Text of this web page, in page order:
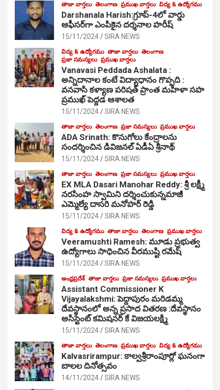
తాజా వార్తలు తెలంగాణ ప్రముఖ వార్తలు విద్య & ఉద్యోగము
Darshanala Harish:గ్రూప్-4లో వార్డు
ఆఫీసర్‌గా ఎంపికైన దర్శనాల హరీష్
15/11/2024 SIRA NEWS
విద్య & ఉద్యోగము తాజా వార్తలు తెలంగాణ
ప్రజా సమస్యలు ప్రముఖ వార్తలు
Vanavasi Peddada Ashalata :
అన్నిదానాల కంటే విద్యాధానం గొప్పది :
వనవాసి కళ్యాణ పరిషత్ ప్రాంత మహిళా సహ
ప్రముఖ్ పెద్దడ ఆశాలత
15/11/2024 SIRA NEWS
తాజా వార్తలు తెలంగాణ ప్రజా సమస్యలు ప్రముఖ వార్తలు
ADA Srinath: కొనుగోలు కేంద్రాల‌ను
సంద‌ర్శించిన డివిజనల్ ఏడీఏ శ్రీనాథ్
15/11/2024 SIRA NEWS
తాజా వార్తలు తెలంగాణ ప్రజా సమస్యలు ప్రముఖ వార్తలు
EX MLA Dasari Manohar Reddy: శ్రీ లక్ష్మీ
నరసింహ స్వామిని దర్శించుకున్నమాజీ
ఎమ్మెల్యే దాసరి మనోహర్ రెడ్డి
15/11/2024 SIRA NEWS
విద్య & ఉద్యోగము తాజా వార్తలు తెలంగాణ ప్రముఖ వార్తలు
Veeramushti Ramesh: మూడు ప్రభుత్వ
ఉద్యోగాలు సాధించిన వీరముష్టి రమేష్
15/11/2024 SIRA NEWS
ఆంధ్రప్రదేశ్ తాజా వార్తలు ప్రజా సమస్యలు ప్రముఖ వార్తలు
Assistant Commissioner K
Vijayalakshmi: పెద్దాపురం మరిడమ్మ
దేవస్థానంలో అన్న ప్రసాద వితరణ :దేవస్థానం
అసిస్టెంట్ కమిషనర్ కే విజయలక్ష్మి
15/11/2024 SIRA NEWS
తాజా వార్తలు తెలంగాణ ప్రముఖ వార్తలు విద్య & ఉద్యోగము
Kalvasrirampur: కాల్వశ్రీరాంపూర్లో ఘనంగా
బాలల దినోత్సవం
14/11/2024 SIRA NEWS